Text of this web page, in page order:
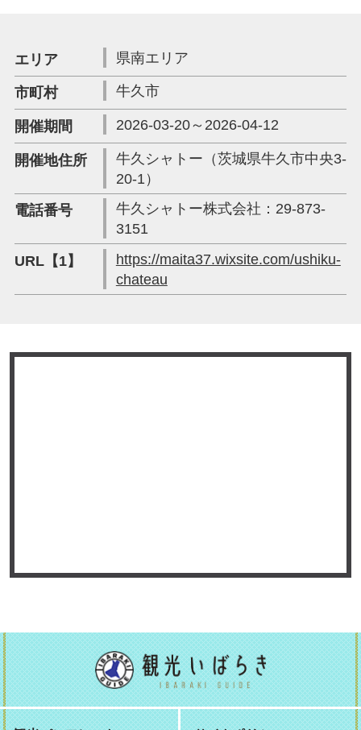
エリア 県南エリア
市町村 牛久市
開催期間 2026-03-20～2026-04-12
開催地住所
牛久シャトー（茨城県牛久市中央3-
20-1）
電話番号
牛久シャトー株式会社：29-873-
3151
URL【1】
https://maita37.wixsite.com/ushiku-
chateau